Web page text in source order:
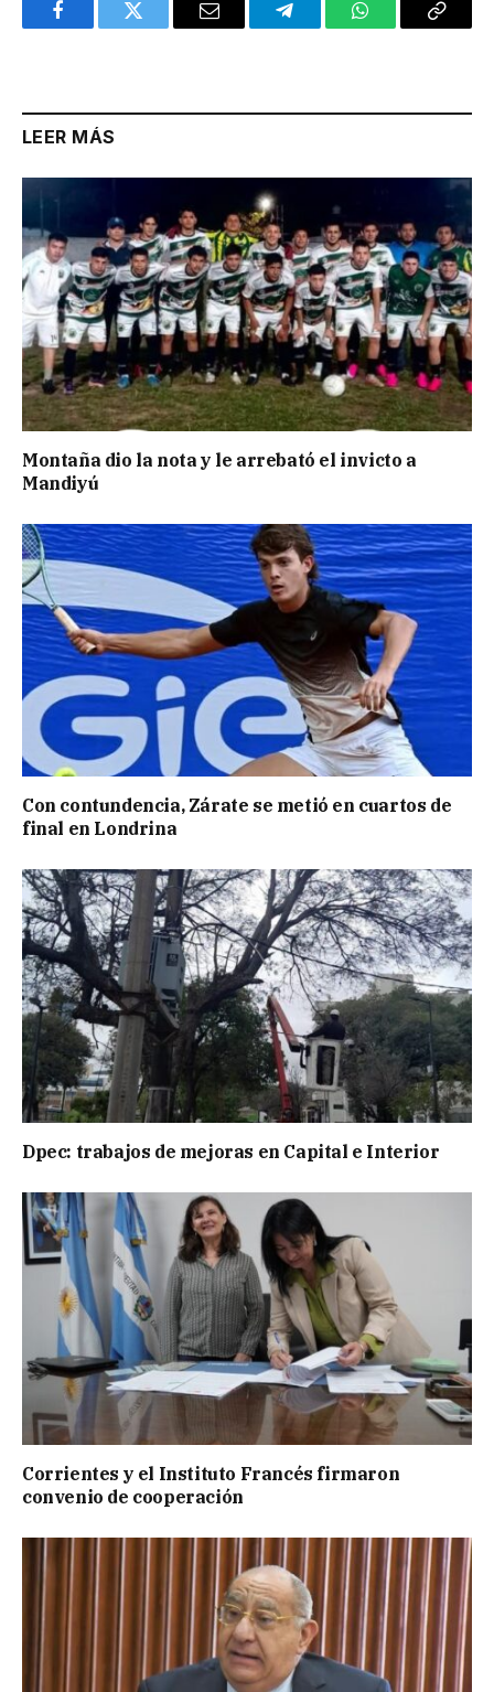
FacebookTwitter Email TelegramWhatsAppCopy
LEER MÁS
Montaña dio la nota y le arrebató el invicto a
Mandiyú
Con contundencia, Zárate se metió en cuartos de
final en Londrina
Dpec: trabajos de mejoras en Capital e Interior
Corrientes y el Instituto Francés firmaron
convenio de cooperación